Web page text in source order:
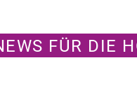
FÜR DIE